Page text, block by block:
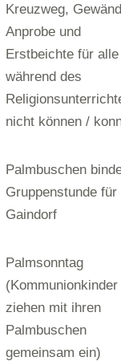
Kreuzweg,
Anprobe und
Erstbeichte für alle
während des
nicht können /
Palmbuschen
Gruppenstunde für
Gaindorf
Palmsonntag
(Kommunionkinder
ziehen mit ihren
Palmbuschen
gemeinsam ein)